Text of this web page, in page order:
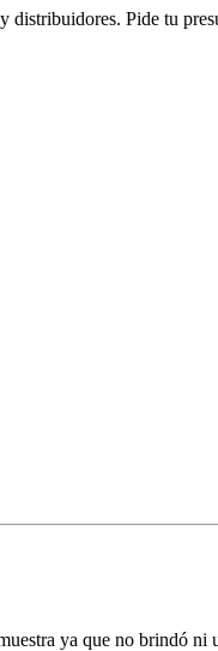
distribuidores. Pide tu
ya que no brindó